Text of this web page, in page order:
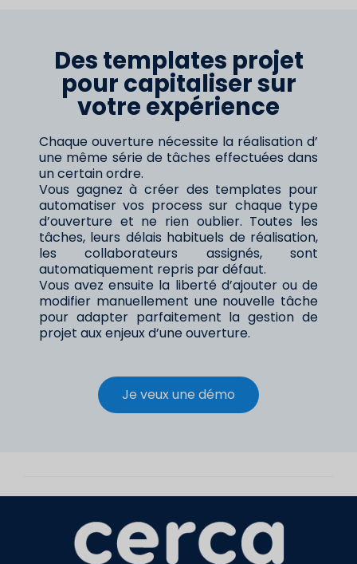
Des templates projet
pour capitaliser sur
votre expérience
Chaque ouverture nécessite la réalisation d’
une même série de tâches effectuées dans
un certain ordre.
Vous gagnez à créer des templates pour
automatiser vos process sur chaque type
d’ouverture et ne rien oublier. Toutes les
tâches, leurs délais habituels de réalisation,
les collaborateurs assignés, sont
automatiquement repris par défaut.
Vous avez ensuite la liberté d’ajouter ou de
modifier manuellement une nouvelle tâche
pour adapter parfaitement la gestion de
projet aux enjeux d’une ouverture.
Je veux une démo